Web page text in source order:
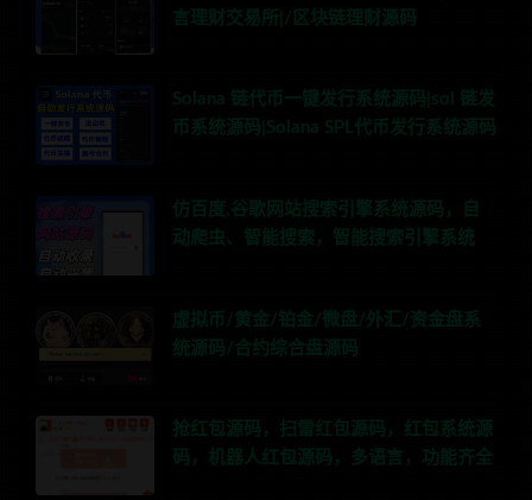
言理财交易所|/区块链理财源码
Solana 链代币一键发行系统源码|sol 链发
币系统源码|Solana SPL代币发行系统源码
仿百度,谷歌网站搜索引擎系统源码，自
动爬虫、智能搜索，智能搜索引擎系统
虚拟币/黄金/铂金/微盘/外汇/资金盘系
统源码/合约综合盘源码
抢红包源码，扫雷红包源码，红包系统源
码，机器人红包源码，多语言，功能齐全